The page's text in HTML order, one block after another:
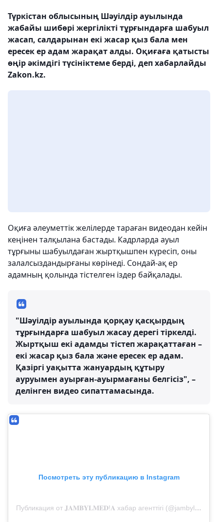
Түркістан облысының Шәуілдір ауылында
жабайы шибөрі жергілікті тұрғындарға шабуыл
жасап, салдарынан екі жасар қыз бала мен
ересек ер адам жарақат алды. Оқиғаға қатысты
өңір әкімдігі түсініктеме берді, деп хабарлайды
Zakon.kz.
Оқиға әлеуметтік желілерде тараған видеодан кейін
кеңінен талқылана бастады. Кадрларда ауыл
тұрғыны шабуылдаған жыртқышпен күресіп, оны
залалсыздандырғаны көрінеді. Сондай-ақ ер
адамның қолында тістелген іздер байқалады.
"Шәуілдір ауылында қорқау қасқырдың
тұрғындарға шабуыл жасау дерегі тіркелді.
Жыртқыш екі адамды тістеп жарақаттаған –
екі жасар қыз бала және ересек ер адам.
Қазіргі уақытта жануардың құтыру
ауруымен ауырған-ауырмағаны белгісіз", –
делінген видео сипаттамасында.
Посмотреть эту публикацию в Instagram
Публикация от 𝐉𝐀𝐌𝐁𝐘𝐋𝐌𝐄𝐃!𝐀 хабар агенттігі (@jambyl_media)